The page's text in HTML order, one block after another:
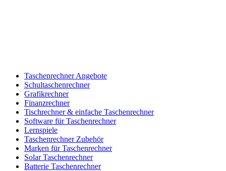
Taschenrechner Angebote
Schultaschenrechner
Grafikrechner
Finanzrechner
Tischrechner & einfache Taschenrechner
Software für Taschenrechner
Lernspiele
Taschenrechner Zubehör
Marken für Taschenrechner
Solar Taschenrechner
Batterie Taschenrechner